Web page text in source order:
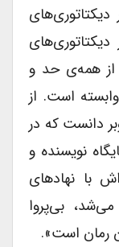
همه‌ی حد و
است. از
دانست که در
نویسنده و
با نهادهای
بی‌پروا
رمان است».